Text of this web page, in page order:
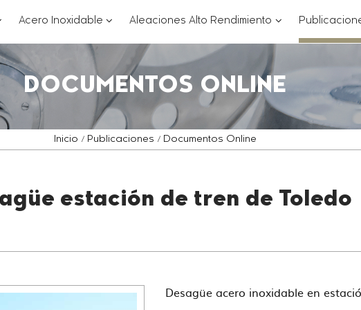
Acero Inoxidable???
key.formatter.header.toggle.subsections???
Aleaciones Alto Rendimiento ???
DOCUMENTOS ONLINE
Inicio Publicaciones Documentos Online
estación de tren de Toledo
Desagüe acero inoxidable en